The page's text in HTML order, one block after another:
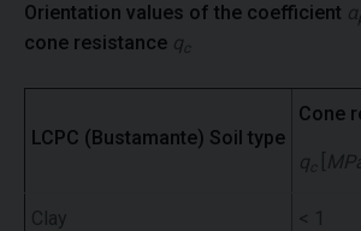
Orientation values of the coefficient α
cone resistance q
LCPC (Bustamante) Soil type
Cone
q
Clay < 1